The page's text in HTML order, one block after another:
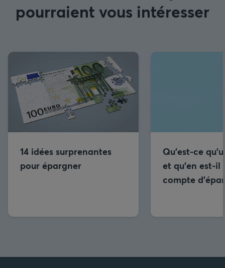
pourraient vous intéresser
14 idées surprenantes
pour épargner
Qu’est-ce
et qu’en est-il
compte